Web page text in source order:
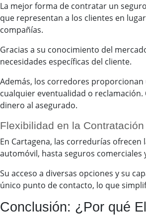
La mejor forma de contratar un
que representan a los clientes en
compañías.
Gracias a su conocimiento del
necesidades específicas del cliente.
Además, los corredores
cualquier eventualidad o
dinero al asegurado.
Flexibilidad en la
En Cartagena, las corredurías
automóvil, hasta seguros comerciales
Su acceso a diversas opciones y su
único punto de contacto, lo que
Conclusión: ¿Por qué